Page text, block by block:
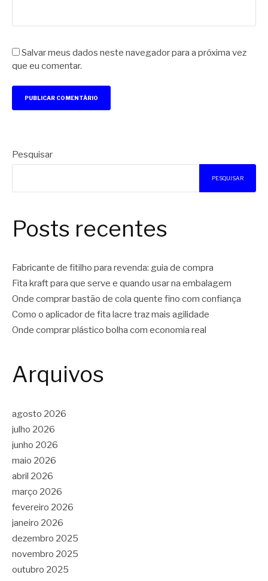
Salvar meus dados neste navegador para a próxima vez
que eu comentar.
Pesquisar
PESQUISAR
Posts recentes
Fabricante de fitilho para revenda: guia de compra
Fita kraft para que serve e quando usar na embalagem
Onde comprar bastão de cola quente fino com confiança
Como o aplicador de fita lacre traz mais agilidade
Onde comprar plástico bolha com economia real
Arquivos
agosto 2026
julho 2026
junho 2026
maio 2026
abril 2026
março 2026
fevereiro 2026
janeiro 2026
dezembro 2025
novembro 2025
outubro 2025